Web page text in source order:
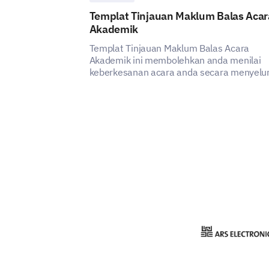
Templat Tinjauan Maklum Balas
Akademik
Templat Tinjauan Maklum Balas Acara
Akademik ini membolehkan anda menilai
keberkesanan acara anda secara